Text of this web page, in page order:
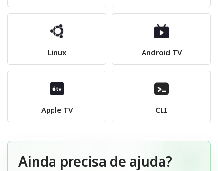
Linux Android TV
Apple TV CLI
Ainda precisa de ajuda?